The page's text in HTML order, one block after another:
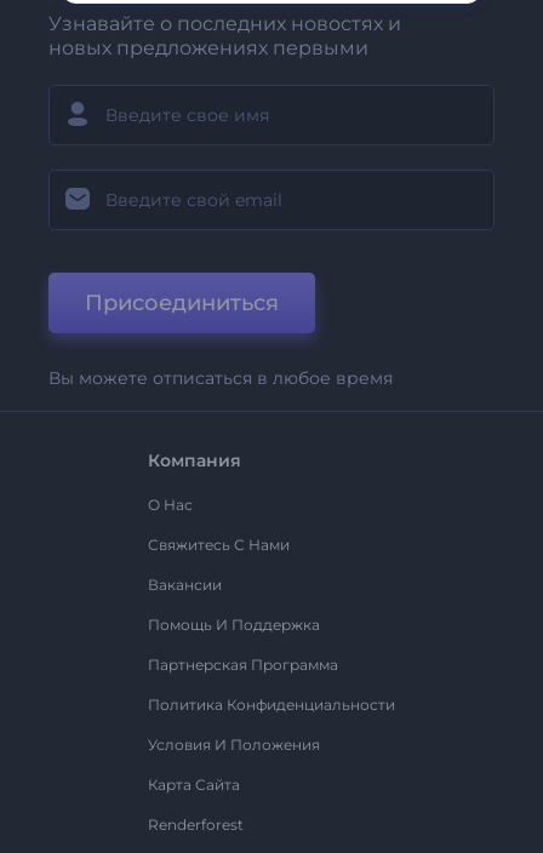
Узнавайте о последних новостях и
новых предложениях первыми
Присоединиться
Вы можете отписаться в любое время
Компания
О Нас
Свяжитесь С Нами
Вакансии
Помощь И Поддержка
Партнерская Программа
Политика Конфиденциальности
Условия И Положения
Карта Сайта
Renderforest